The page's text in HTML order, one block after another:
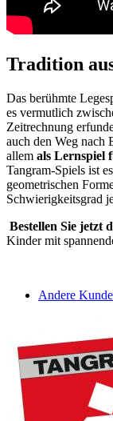
Tradition
Das berühmte
es vermutlich
Zeitrechnung
auch den Weg nach
allem als Lernspiel
Tangram-Spiels ist
geometrischen
Schwierigkeitsgrad
Bestellen Sie jetzt
Kinder mit
Andere